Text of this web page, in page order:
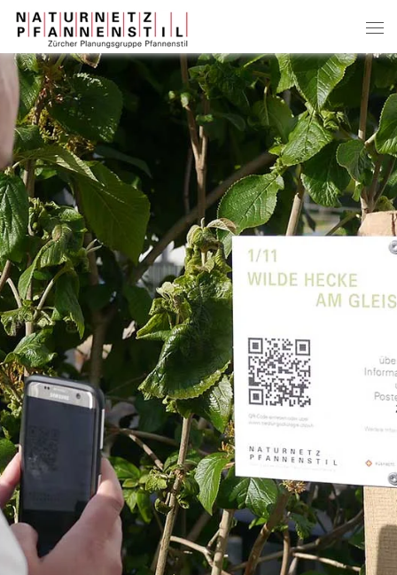
Zum Hauptinhalt springen